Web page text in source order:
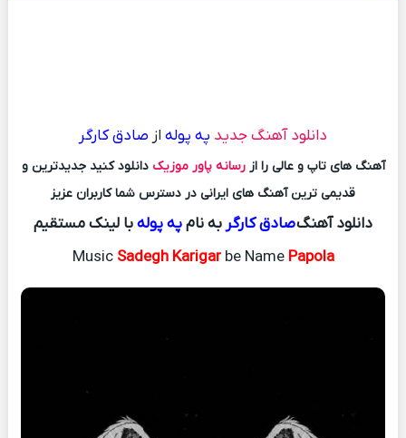
دانلود آهنگ جدید په پوله از صادق کارگر
آهنگ های تاپ و عالی را ازرسانه پاور موزیک دانلود کنید جدیدترین و
قدیمی ترین آهنگ های ایرانی در دسترس شما کاربران عزیز
دانلود آهنگصادق کارگر به نامپه پولهبا لینک مستقیم
MusicSadegh Karigar be NamePapola